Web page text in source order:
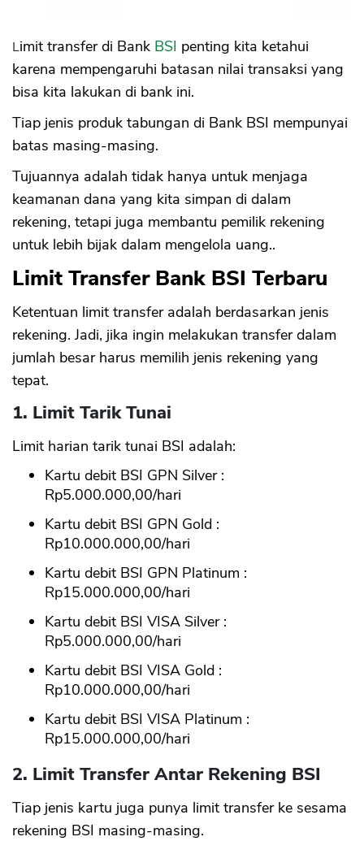
Limit transfer di Bank BSI penting kita ketahui
karena mempengaruhi batasan nilai transaksi yang
bisa kita lakukan di bank ini.
Tiap jenis produk tabungan di Bank BSI mempunyai
batas masing-masing.
Tujuannya adalah tidak hanya untuk menjaga
keamanan dana yang kita simpan di dalam
rekening, tetapi juga membantu pemilik rekening
untuk lebih bijak dalam mengelola uang..
Limit Transfer Bank BSI Terbaru
Ketentuan limit transfer adalah berdasarkan jenis
rekening. Jadi, jika ingin melakukan transfer dalam
jumlah besar harus memilih jenis rekening yang
tepat.
1. Limit Tarik Tunai
Limit harian tarik tunai BSI adalah:
Kartu debit BSI GPN Silver :
Rp5.000.000,00/hari
Kartu debit BSI GPN Gold :
Rp10.000.000,00/hari
Kartu debit BSI GPN Platinum :
Rp15.000.000,00/hari
Kartu debit BSI VISA Silver :
Rp5.000.000,00/hari
Kartu debit BSI VISA Gold :
Rp10.000.000,00/hari
Kartu debit BSI VISA Platinum :
Rp15.000.000,00/hari
2. Limit Transfer Antar Rekening BSI
Tiap jenis kartu juga punya limit transfer ke sesama
rekening BSI masing-masing.